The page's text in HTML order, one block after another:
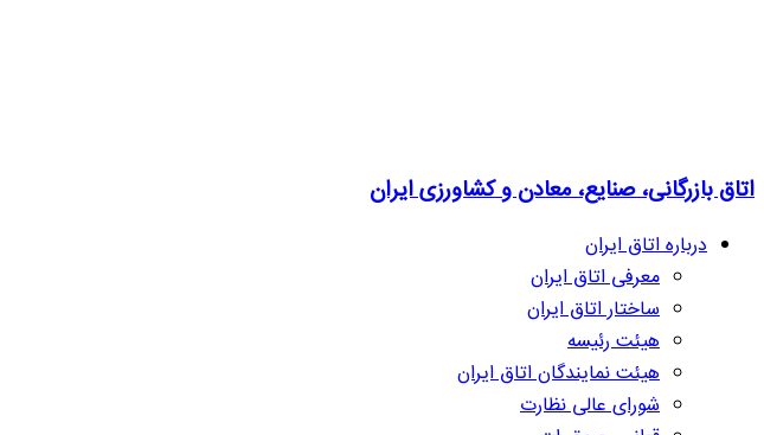
اتاق بازرگانی، صنایع، معادن و کشاورزی ایران
درباره اتاق ایران
معرفی اتاق ایران
ساختار اتاق ایران
هیئت رئیسه
هیئت نمایندگان اتاق ایران
شورای عالی نظارت